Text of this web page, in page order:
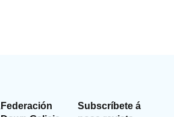
Federación
Subscríbete á